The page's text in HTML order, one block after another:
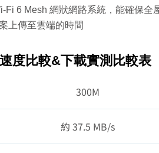
Fi 6 Mesh 網狀網路系統，能確保
上傳至雲端的時間
度比較&下載實測比較表
300M
約 37.5 MB/s